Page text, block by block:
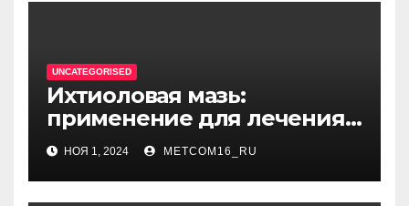
UNCATEGORISED
Ихтиоловая мазь:
применение для лечения
фурункулов
НОЯ 1, 2024 METCOM16_RU